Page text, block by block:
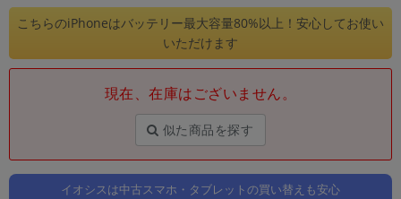
こちらのiPhoneはバッテリー最大容量80%以上！安心してお使い
いただけます
現在、在庫はございません。
似た商品を探す
イオシスは中古スマホ・タブレットの買い替えも安心
シリーズ
商品シリーズ名・ブランド名の絞り込み。
「iPhone」「Xperia」「Galaxy」など
「Apple」「SONY」「SHARP」など
機能・特徴
商品の搭載機能による絞り込み
「5G対応」「防水」「ワンセグ」など